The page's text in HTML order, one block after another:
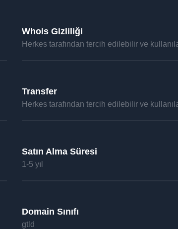
Whois Gizliliği
Herkes tarafından tercih edilebilir ve
Transfer
Herkes tarafından tercih edilebilir ve
Satın Alma Süresi
1-5 yıl
Domain Sınıfı
gtld